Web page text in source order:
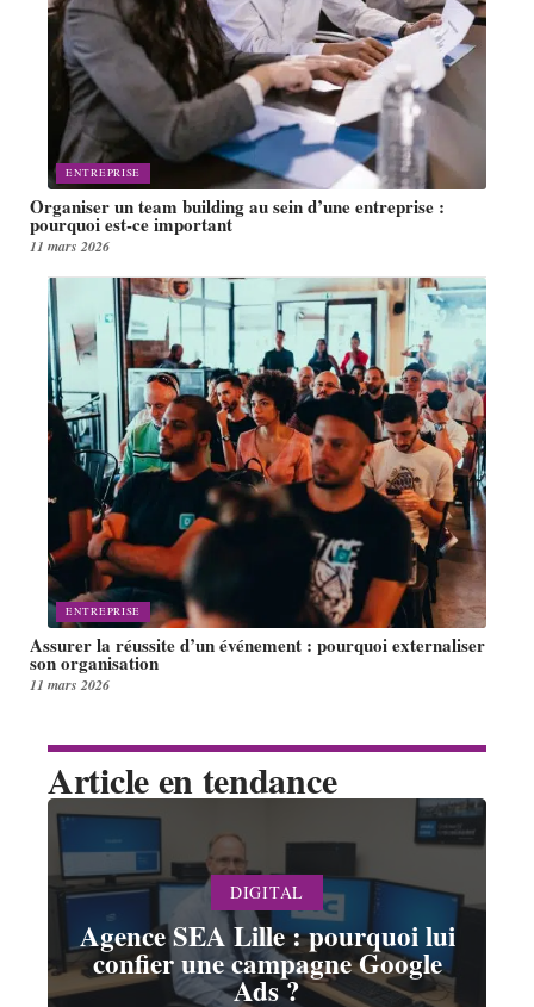
ENTREPRISE
Organiser un team building au sein d’une entreprise :
pourquoi est-ce important
11 mars 2026
ENTREPRISE
Assurer la réussite d’un événement : pourquoi externaliser
son organisation
11 mars 2026
Article en tendance
DIGITAL
Agence SEA Lille : pourquoi lui
confier une campagne Google
Ads ?